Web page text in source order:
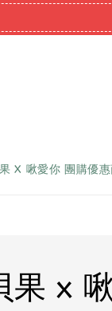
X 啾愛你 團購優惠
x 啾